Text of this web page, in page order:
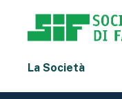
La Società